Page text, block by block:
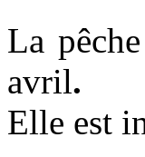
La
avril.
Elle est